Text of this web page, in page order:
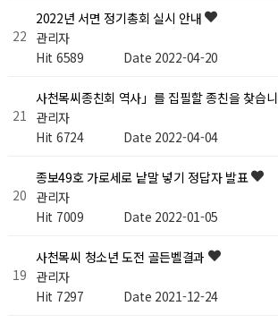
22
2022년 서면 정기총회 실시 안내
관리자
Hit 6589 Date 2022-04-20
21
사천목씨종친회 역사」를 집필할 종친을 찾습
관리자
Hit 6724 Date 2022-04-04
20
종보49호 가로세로 낱말 넣기 정답자 발표
관리자
Hit 7009 Date 2022-01-05
19
사천목씨 청소년 도전 골든벨결과
관리자
Hit 7297 Date 2021-12-24